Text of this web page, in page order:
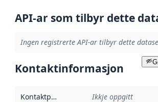
API-ar som tilbyr dette
Ingen registrerte API-ar tilbyr dette
Kontaktinformasjon
Kontaktpunkt Ikkje oppgitt